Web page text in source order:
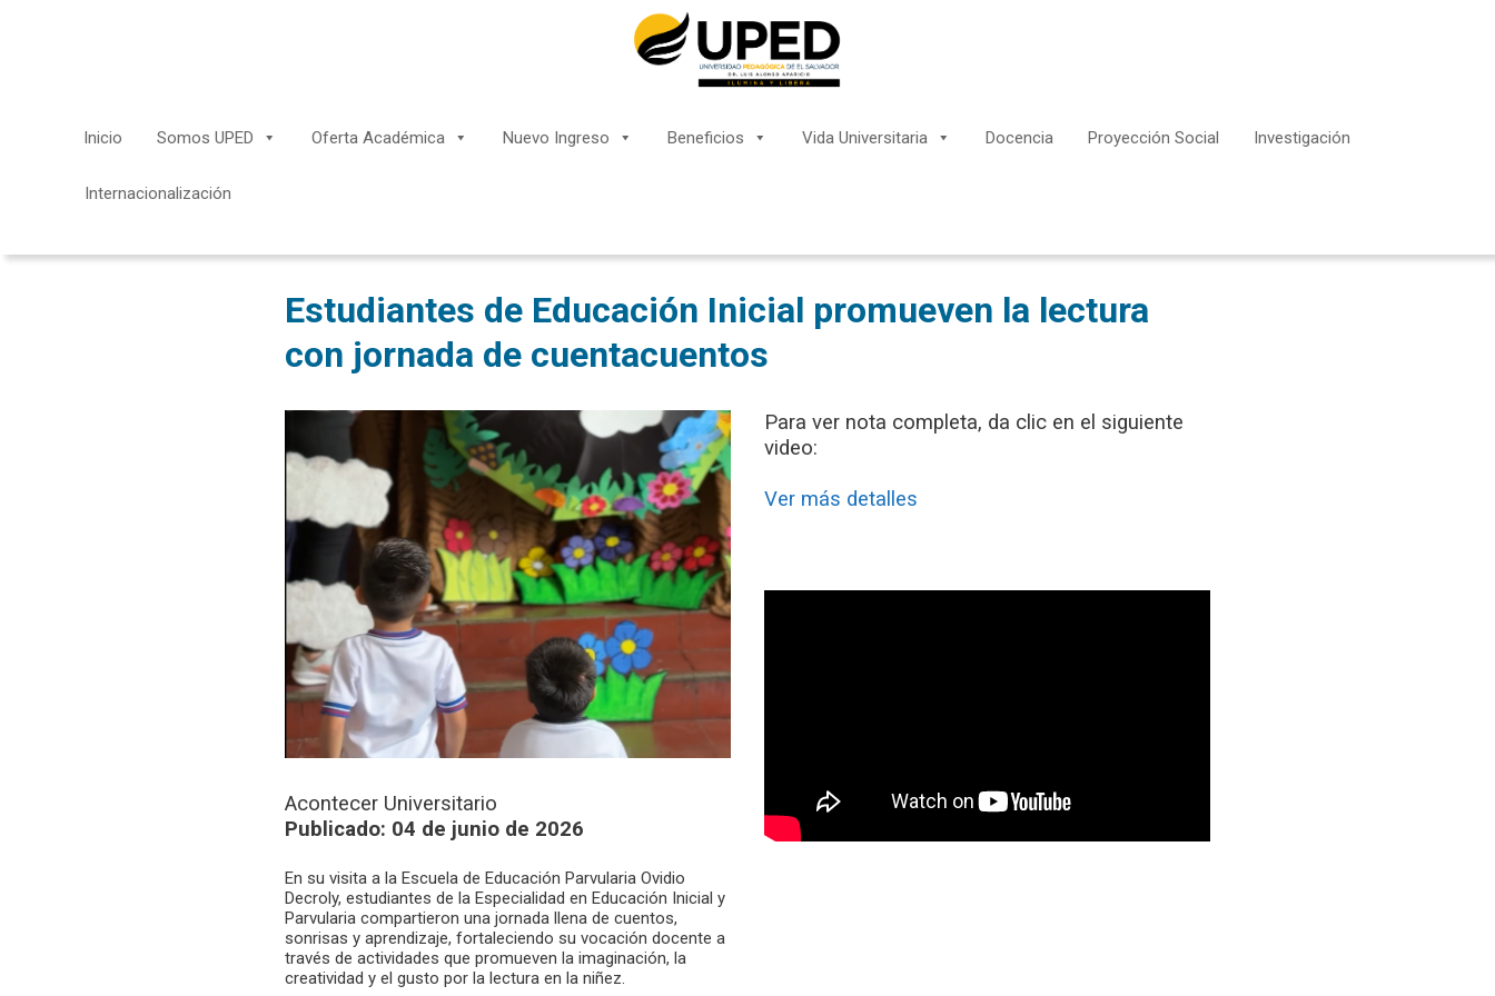
Inicio Somos UPED Oferta Académica Nuevo Ingreso Beneficios Vida Universitaria Docencia Proyección Social Investigación
Internacionalización
Estudiantes de Educación Inicial promueven la lectura
con jornada de cuentacuentos
Acontecer Universitario
Publicado: 04 de junio de 2026
En su visita a la Escuela de Educación Parvularia Ovidio
Decroly, estudiantes de la Especialidad en Educación Inicial y
Parvularia compartieron una jornada llena de cuentos,
sonrisas y aprendizaje, fortaleciendo su vocación docente a
través de actividades que promueven la imaginación, la
creatividad y el gusto por la lectura en la niñez.
Para ver nota completa, da clic en el siguiente
video:
Ver más detalles